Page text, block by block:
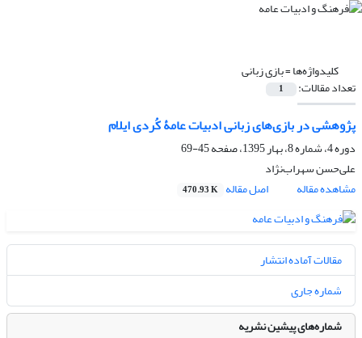
کلیدواژه‌ها =بازی زبانی
تعداد مقالات: 1
پژوهشی در بازی‌های زبانی ادبیات عامۀ کُردی ایلام
دوره 4، شماره 8، بهار 1395، صفحه
45-69
علی‌حسن سهراب‌نژاد
مشاهده مقاله
اصل مقاله 470.93 K
مقالات آماده انتشار
شماره جاری
شماره‌های پیشین نشریه